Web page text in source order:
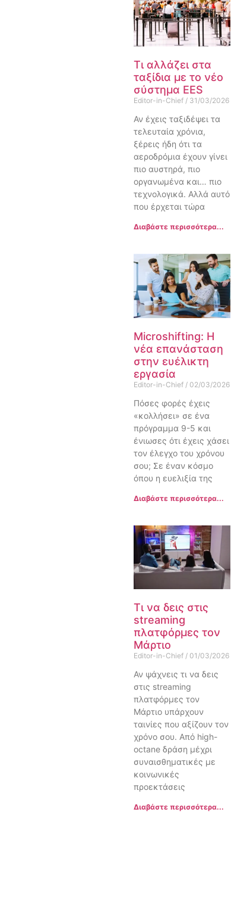
Τι αλλάζει στα
ταξίδια με το νέο
σύστημα EES
Editor-in-Chief 31/03/2026
Αν έχεις ταξιδέψει τα
τελευταία χρόνια,
ξέρεις ήδη ότι τα
αεροδρόμια έχουν γίνει
πιο αυστηρά, πιο
οργανωμένα και… πιο
τεχνολογικά. Αλλά αυτό
που έρχεται τώρα
Διαβάστε περισσότερα...
Microshifting: Η
νέα επανάσταση
στην ευέλικτη
εργασία
Editor-in-Chief 02/03/2026
Πόσες φορές έχεις
«κολλήσει» σε ένα
πρόγραμμα 9-5 και
ένιωσες ότι έχεις χάσει
τον έλεγχο του χρόνου
σου; Σε έναν κόσμο
όπου η ευελιξία της
Διαβάστε περισσότερα...
Τι να δεις στις
streaming
πλατφόρμες τον
Μάρτιο
Editor-in-Chief 01/03/2026
Αν ψάχνεις τι να δεις
στις streaming
πλατφόρμες τον
Μάρτιο υπάρχουν
ταινίες που αξίζουν τον
χρόνο σου. Από high-
octane δράση μέχρι
συναισθηματικές με
κοινωνικές
προεκτάσεις
Διαβάστε περισσότερα...